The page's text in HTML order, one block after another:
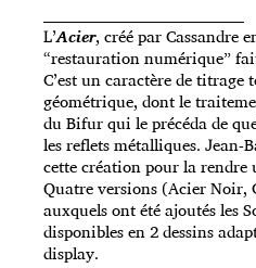
_____________________________________
L’Acier, créé par Cassandre
“restauration numérique”
C’est un caractère de titrage
géométrique, dont le
du Bifur qui le précéda de
les reflets métalliques. Jean-
cette création pour la
Quatre versions (Acier Noir,
auxquels ont été ajoutés les
disponibles en 2 dessins
display.